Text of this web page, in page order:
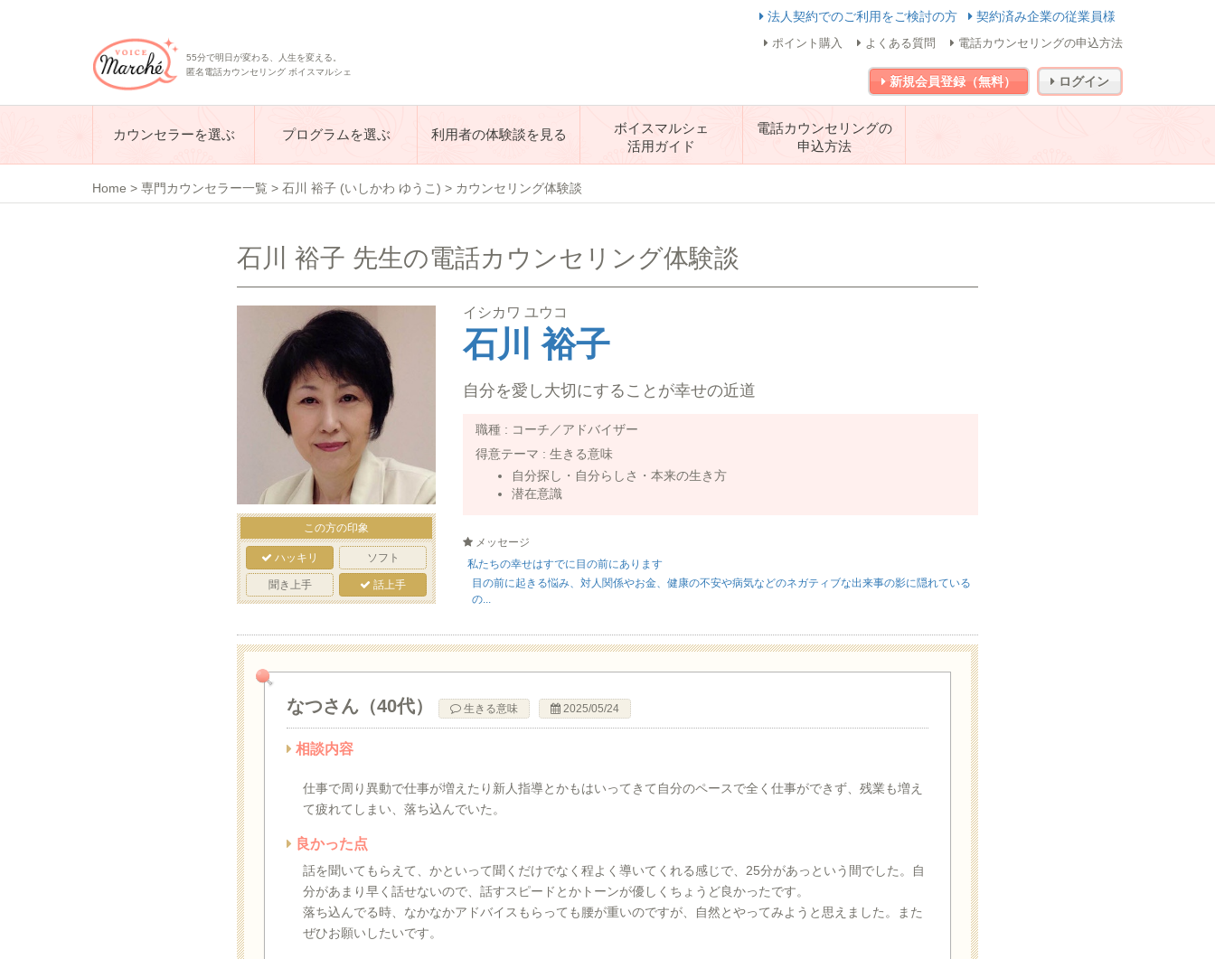
法人契約でのご利用をご検討の方 契約済み企業の従業員様
55分で明日が変わる、人生を変える。
匿名電話カウンセリング ボイスマルシェ
ポイント購入 よくある質問 電話カウンセリングの申込方法
新規会員登録（無料） ログイン
カウンセラーを選ぶ プログラムを選ぶ 利用者の体験談を見る
ボイスマルシェ
活用ガイド
電話カウンセリングの
申込方法
Home > 専門カウンセラー一覧 > 石川 裕子 (いしかわ ゆうこ) > カウンセリング体験談
石川 裕子 先生の電話カウンセリング体験談
イシカワ ユウコ
石川 裕子
自分を愛し大切にすることが幸せの近道
職種 : コーチ／アドバイザー
得意テーマ : 生きる意味
自分探し・自分らしさ・本来の生き方
潜在意識
メッセージ
私たちの幸せはすでに目の前にあります
目の前に起きる悩み、対人関係やお金、健康の不安や病気などのネガティブな出来事の影に隠れている
の...
この方の印象
ハッキリ ソフト
聞き上手 話上手
なつさん（40代） 生きる意味 2025/05/24
相談内容
仕事で周り異動で仕事が増えたり新人指導とかもはいってきて自分のペースで全く仕事ができず、残業も増え
て疲れてしまい、落ち込んでいた。
良かった点
話を聞いてもらえて、かといって聞くだけでなく程よく導いてくれる感じで、25分があっという間でした。自
分があまり早く話せないので、話すスピードとかトーンが優しくちょうど良かったです。
落ち込んでる時、なかなかアドバイスもらっても腰が重いのですが、自然とやってみようと思えました。また
ぜひお願いしたいです。